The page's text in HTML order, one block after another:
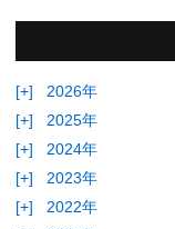
[+]
2026年
[+]
2025年
[+]
2024年
[+]
2023年
[+]
2022年